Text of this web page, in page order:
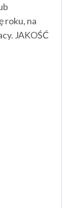
roku, na
JAKOŚĆ